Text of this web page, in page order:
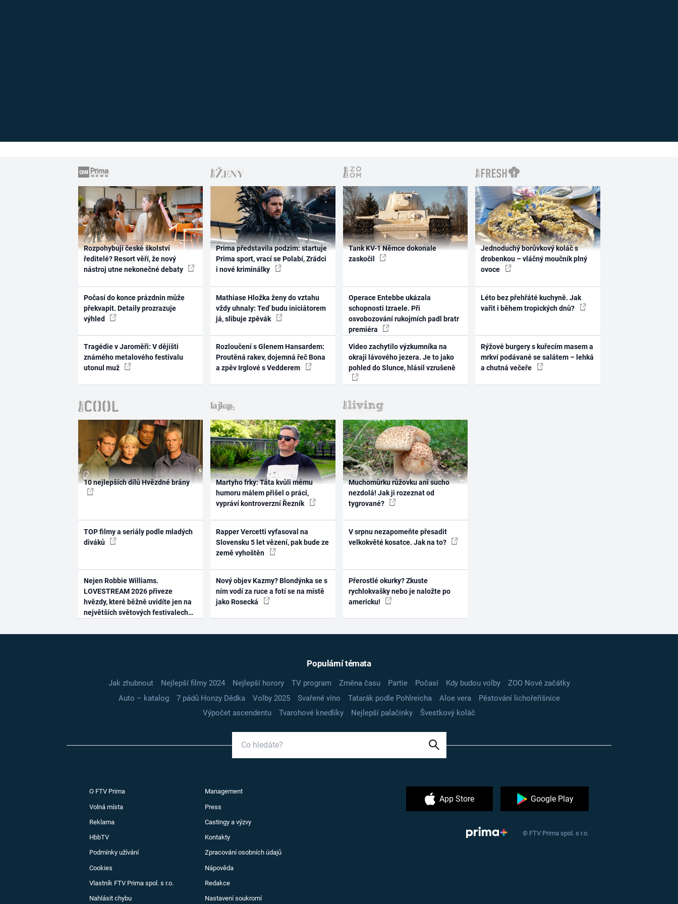
Rozpohybují české školství
ředitelé? Resort věří, že nový
nástroj utne nekonečné debaty
Počasí do konce prázdnin může
překvapit. Detaily prozrazuje
výhled
Tragédie v Jaroměři: V dějišti
známého metalového festivalu
utonul muž
Prima představila podzim: startuje
Prima sport, vrací se Polabí, Zrádci
i nové kriminálky
Mathiase Hložka ženy do vztahu
vždy uhnaly: Teď budu iniciátorem
já, slibuje zpěvák
Rozloučení s Glenem Hansardem:
Proutěná rakev, dojemná řeč Bona
a zpěv Irglové s Vedderem
Tank KV-1 Němce dokonale
zaskočil
Operace Entebbe ukázala
schopnosti Izraele. Při
osvobozování rukojmích padl bratr
premiéra
Video zachytilo výzkumníka na
okraji lávového jezera. Je to jako
pohled do Slunce, hlásil vzrušeně
Jednoduchý borůvkový koláč s
drobenkou – vláčný moučník plný
ovoce
Léto bez přehřáté kuchyně. Jak
vařit i během tropických dnů?
Rýžové burgery s kuřecím masem a
mrkví podávané se salátem – lehká
a chutná večeře
10 nejlepších dílů Hvězdné brány
TOP filmy a seriály podle mladých
diváků
Nejen Robbie Williams.
LOVESTREAM 2026 přiveze
hvězdy, které běžně uvidíte jen na
největších světových festivalech
Martyho frky: Táta kvůli mému
humoru málem přišel o práci,
vypráví kontroverzní Řezník
Rapper Vercetti vyfasoval na
Slovensku 5 let vězení, pak bude ze
země vyhoštěn
Nový objev Kazmy? Blondýnka se s
ním vodí za ruce a fotí se na místě
jako Rosecká
Muchomůrku růžovku ani sucho
nezdolá! Jak ji rozeznat od
tygrované?
V srpnu nezapomeňte přesadit
velkokvěté kosatce. Jak na to?
Přerostlé okurky? Zkuste
rychlokvašky nebo je naložte po
americku!
Populární témata
Jak zhubnout Nejlepší filmy 2024 Nejlepší horory TV program Změna času Partie Počasí Kdy budou volby
ZOO Nové začátky
Auto – katalog
7 pádů Honzy Dědka Volby 2025 Svařené víno Tatarák podle Pohlreicha Aloe vera
Pěstování lichořeřišnice
Výpočet ascendentu
Tvarohové knedlíky Nejlepší palačinky Švestkový koláč
O FTV Prima Management
Volná místa Press
Reklama Castingy a výzvy
HbbTV Kontakty
Podmínky užívání Zpracování osobních údajů
Cookies Nápověda
Vlastník FTV Prima spol. s r.o. Redakce
Nahlásit chybu Nastavení soukromí
App Store Google Play
© FTV Prima spol. s r.o.